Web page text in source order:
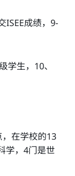
ISEE成绩，9-
学生，10、
在学校的13
学，4门是世